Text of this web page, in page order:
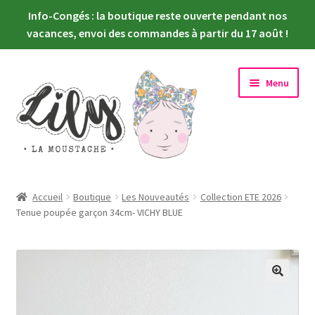
Info-Congés : la boutique reste ouverte pendant nos
vacances, envoi des commandes à partir du 17 août !
la
navigation
contenu
Menu
le
Choisir sa poupée
menu
enfant
Habiller sa poupée
Ouvrir
le
Accueil Boutique Les Nouveautés
Collection ETE 2026
Tenue poupée garçon 34cm- VICHY BLUE